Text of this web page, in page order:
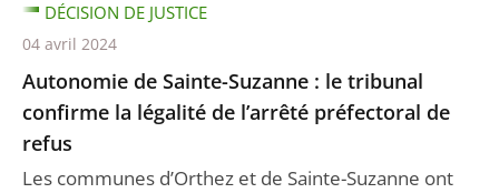
Autonomie de Sainte-Suzanne : le tribunal
confirme la légalité de l’arrêté préfectoral de
refus
Les communes d’Orthez et de Sainte-Suzanne ont
DÉCISION DE JUSTICE
04 avril 2024